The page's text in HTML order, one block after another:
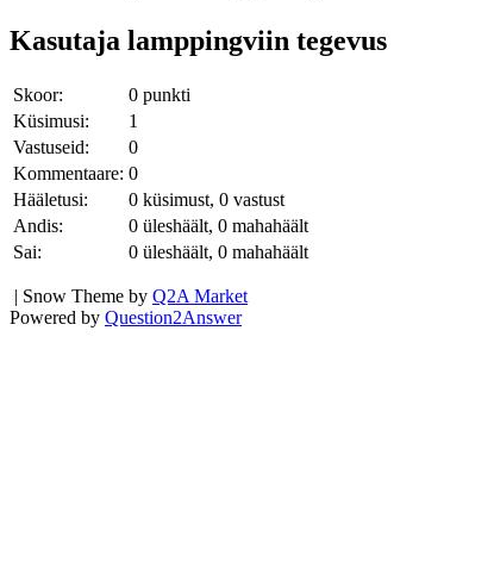
Kasutaja lamppingviin tegevus
Skoor: 0 punkti
Küsimusi:
1
Vastuseid:
0
Kommentaare: 0
Hääletusi:
0 küsimust, 0 vastust
Andis:
0 üleshäält, 0 mahahäält
Sai:
0 üleshäält, 0 mahahäält
| Snow Theme by Q2A Market
Powered by Question2Answer